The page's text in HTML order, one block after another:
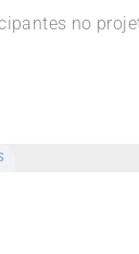
no